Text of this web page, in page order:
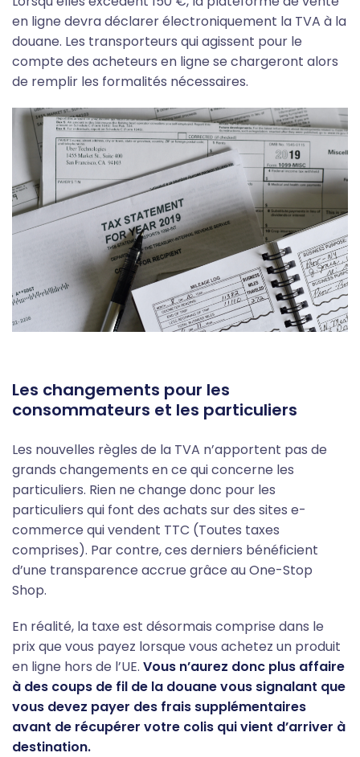
en ligne devra déclarer électroniquement la TVA à la
douane. Les transporteurs qui agissent pour le
compte des acheteurs en ligne se chargeront alors
de remplir les formalités nécessaires.
Les changements pour les
consommateurs et les particuliers
Les nouvelles règles de la TVA n’apportent pas de
grands changements en ce qui concerne les
particuliers. Rien ne change donc pour les
particuliers qui font des achats sur des sites e-
commerce qui vendent TTC (Toutes taxes
comprises). Par contre, ces derniers bénéficient
d’une transparence accrue grâce au One-Stop
Shop.
En réalité, la taxe est désormais comprise dans le
prix que vous payez lorsque vous achetez un produit
en ligne hors de l’UE. Vous n’aurez donc plus affaire
à des coups de fil de la douane vous signalant que
vous devez payer des frais supplémentaires
avant de récupérer votre colis qui vient d’arriver à
destination.